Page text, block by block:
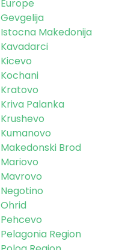
Europe
Gevgelija
Istocna Makedonija
Kavadarci
Kicevo
Kochani
Kratovo
Kriva Palanka
Krushevo
Kumanovo
Makedonski Brod
Mariovo
Mavrovo
Negotino
Ohrid
Pehcevo
Pelagonia Region